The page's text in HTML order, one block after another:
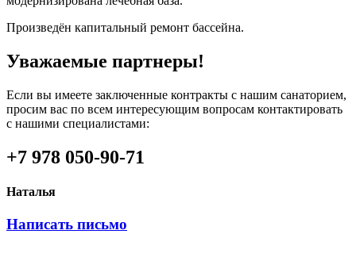
Произведён капитальный ремонт бассейна.
Уважаемые партнеры!
Если вы имеете заключенные контракты с нашим санаторием,
просим вас по всем интересующим вопросам контактировать
с нашими специалистами:
+7 978 050-90-71
Наталья
Написать письмо